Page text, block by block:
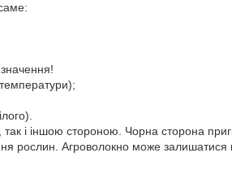
і іншою стороною. Чорна сторона
рослин. Агроволокно може залишатися